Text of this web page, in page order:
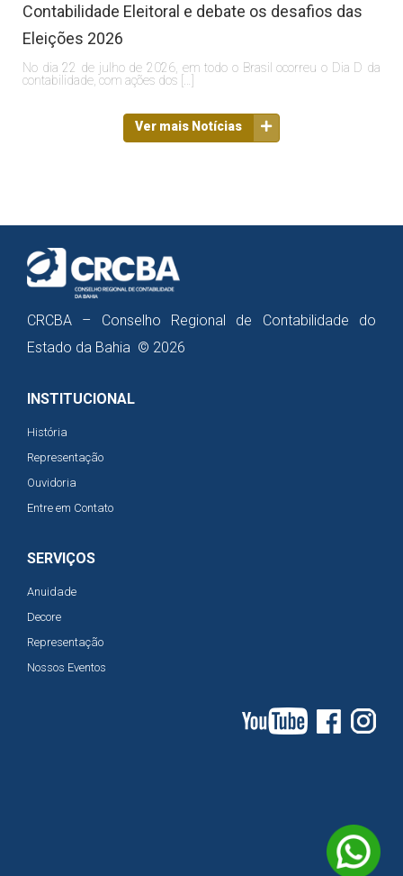
Contabilidade Eleitoral e debate os desafios das
Eleições 2026
No dia 22 de julho de 2026, em todo o Brasil ocorreu o Dia D da
contabilidade, com ações dos […]
Ver mais Notícias
CRCBA – Conselho Regional de Contabilidade do
Estado da Bahia © 2026
INSTITUCIONAL
História
Representação
Ouvidoria
Entre em Contato
SERVIÇOS
Anuidade
Decore
Representação
Nossos Eventos